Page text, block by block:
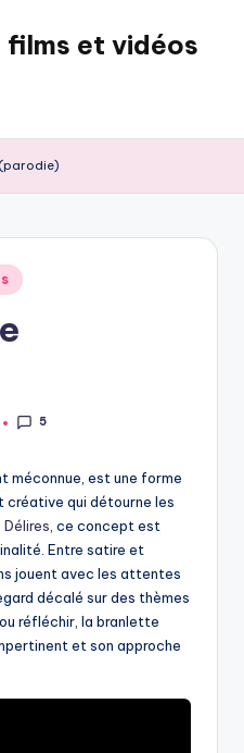
films et vidéos
5
méconnue, est une forme
créative qui détourne les
Délires, ce concept est
Entre satire et
jouent avec les attentes
décalé sur des thèmes
réfléchir, la branlette
et son approche